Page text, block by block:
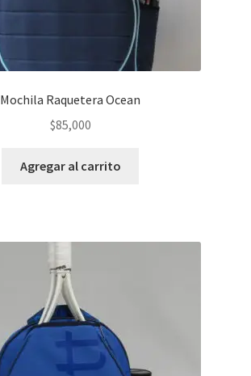
Mochila Raquetera Ocean
$85,000
Agregar al carrito